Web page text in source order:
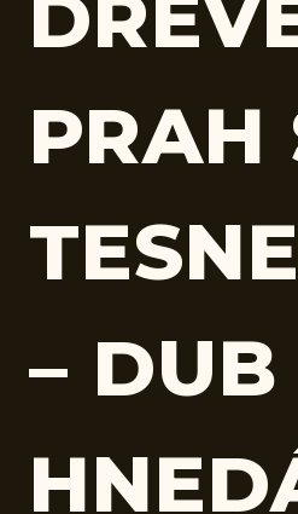
PRAH
– DUB